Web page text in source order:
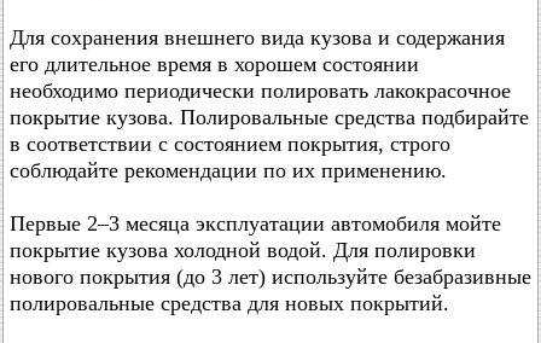
Для сохранения внешнего вида кузова и содержания
его длительное время в хорошем состоянии
необходимо периодически полировать лакокрасочное
покрытие кузова. Полировальные средства подбирайте
в соответствии с состоянием покрытия, строго
соблюдайте рекомендации по их применению.
Первые 2–3 месяца эксплуатации автомобиля мойте
покрытие кузова холодной водой. Для полировки
нового покрытия (до 3 лет) используйте безабразивные
полировальные средства для новых покрытий.